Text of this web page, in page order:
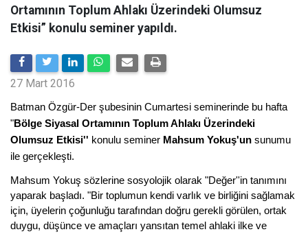
Ortamının Toplum Ahlakı Üzerindeki Olumsuz
Etkisi” konulu seminer yapıldı.
27 Mart 2016
Batman Özgür-Der şubesinin Cumartesi seminerinde bu hafta
"Bölge Siyasal Ortamının Toplum Ahlakı Üzerindeki
Olumsuz Etkisi'' konulu seminer Mahsum Yokuş'un sunumu
ile gerçekleşti.
Mahsum Yokuş sözlerine sosyolojik olarak "Değer''in tanımını
yaparak başladı. "Bir toplumun kendi varlık ve birliğini sağlamak
için, üyelerin çoğunluğu tarafından doğru gerekli görülen, ortak
duygu, düşünce ve amaçları yansıtan temel ahlaki ilke ve